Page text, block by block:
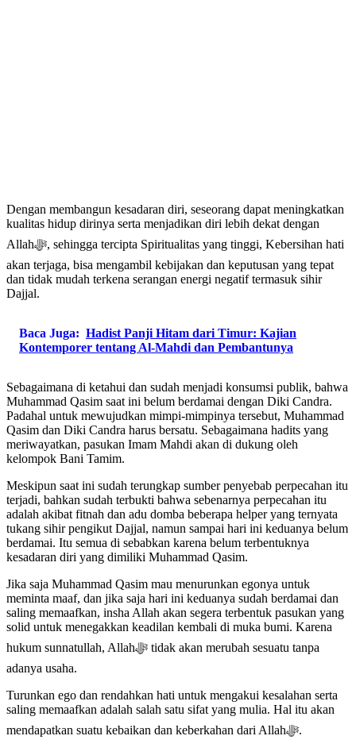
Dengan membangun kesadaran diri, seseorang dapat meningkatkan
kualitas hidup dirinya serta menjadikan diri lebih dekat dengan
Allahﷻ, sehingga tercipta Spiritualitas yang tinggi, Kebersihan hati
akan terjaga, bisa mengambil kebijakan dan keputusan yang tepat
dan tidak mudah terkena serangan energi negatif termasuk sihir
Dajjal.
Baca Juga: Hadist Panji Hitam dari Timur: Kajian
Kontemporer tentang Al-Mahdi dan Pembantunya
Sebagaimana di ketahui dan sudah menjadi konsumsi publik, bahwa
Muhammad Qasim saat ini belum berdamai dengan Diki Candra.
Padahal untuk mewujudkan mimpi-mimpinya tersebut, Muhammad
Qasim dan Diki Candra harus bersatu. Sebagaimana hadits yang
meriwayatkan, pasukan Imam Mahdi akan di dukung oleh
kelompok Bani Tamim.
Meskipun saat ini sudah terungkap sumber penyebab perpecahan itu
terjadi, bahkan sudah terbukti bahwa sebenarnya perpecahan itu
adalah akibat fitnah dan adu domba beberapa helper yang ternyata
tukang sihir pengikut Dajjal, namun sampai hari ini keduanya belum
berdamai. Itu semua di sebabkan karena belum terbentuknya
kesadaran diri yang dimiliki Muhammad Qasim.
Jika saja Muhammad Qasim mau menurunkan egonya untuk
meminta maaf, dan jika saja hari ini keduanya sudah berdamai dan
saling memaafkan, insha Allah akan segera terbentuk pasukan yang
solid untuk menegakkan keadilan kembali di muka bumi. Karena
hukum sunnatullah, Allahﷻ tidak akan merubah sesuatu tanpa
adanya usaha.
Turunkan ego dan rendahkan hati untuk mengakui kesalahan serta
saling memaafkan adalah salah satu sifat yang mulia. Hal itu akan
mendapatkan suatu kebaikan dan keberkahan dari Allahﷻ.